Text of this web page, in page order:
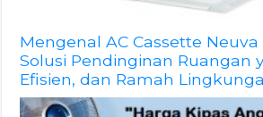
Mengenal AC Cassette
Solusi Pendinginan Ruangan
Efisien, dan Ramah